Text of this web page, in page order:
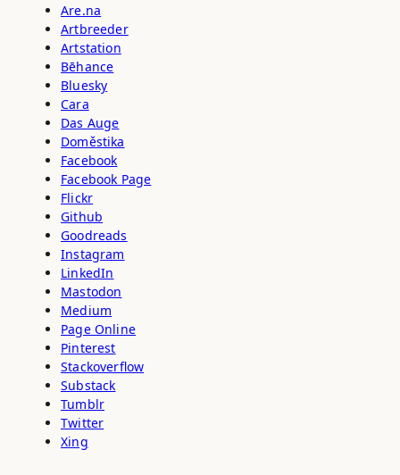
Are.na
Artbreeder
Artstation
Bēhance
Bluesky
Cara
Das Auge
Doměstika
Facebook
Facebook Page
Flickr
Github
Goodreads
Instagram
LinkedIn
Mastodon
Medium
Page Online
Pinterest
Stackoverflow
Substack
Tumblr
Twitter
Xing